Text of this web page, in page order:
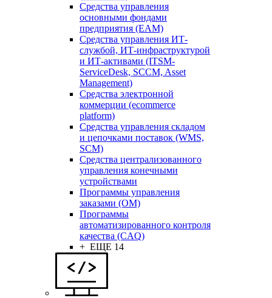
Средства управления
основными фондами
предприятия (EAM)
Средства управления ИТ-
службой, ИТ-инфраструктурой
и ИТ-активами (ITSM-
ServiceDesk, SCCM, Asset
Management)
Средства электронной
коммерции (ecommerce
platform)
Средства управления складом
и цепочками поставок (WMS,
SCM)
Средства централизованного
управления конечными
устройствами
Программы управления
заказами (OM)
Программы
автоматизированного контроля
качества (CAQ)
+ ЕЩЕ 14